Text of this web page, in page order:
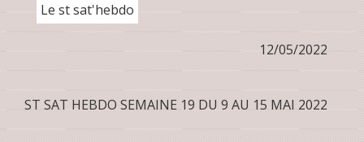
Le st sat'hebdo
12/05/2022
ST SAT HEBDO SEMAINE 19 DU 9 AU 15 MAI 2022